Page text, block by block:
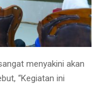
menyakini akan
“Kegiatan ini